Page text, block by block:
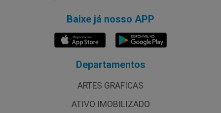
Baixe já nosso APP
Departamentos
ARTES GRAFICAS
ATIVO IMOBILIZADO